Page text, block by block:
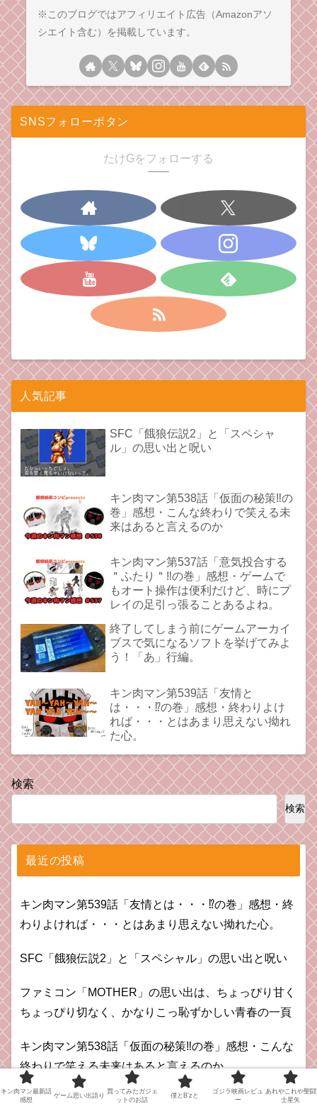
※このブログではアフィリエイト広告（Amazonアソ
シエイト含む）を掲載しています。
SNSフォローボタン
たけGをフォローする
人気記事
SFC「餓狼伝説2」と「スペシャ
ル」の思い出と呪い
キン肉マン第538話「仮面の秘策‼︎の
巻」感想・こんな終わりで笑える未
来はあると言えるのか
キン肉マン第537話「意気投合する
＂ふたり＂‼︎の巻」感想・ゲームで
もオート操作は便利だけど、時にプ
レイの足引っ張ることあるよね。
終了してしまう前にゲームアーカイ
ブスで気になるソフトを挙げてみよ
う！「あ」行編。
キン肉マン第539話「友情と
は・・・⁉︎の巻」感想・終わりよけ
れば・・・とはあまり思えない拗れ
た心。
検索
検索
最近の投稿
キン肉マン第539話「友情とは・・・⁉︎の巻」感想・終
わりよければ・・・とはあまり思えない拗れた心。
SFC「餓狼伝説2」と「スペシャル」の思い出と呪い
ファミコン「MOTHER」の思い出は、ちょっぴり甘く
ちょっぴり切なく、かなりこっ恥ずかしい青春の一頁
キン肉マン第538話「仮面の秘策‼︎の巻」感想・こんな
終わりで笑える未来はあると言えるのか
PS 2「ファイナルファンタジーX」思い出語り。近く
キン肉マン最新話
感想
ゲーム思い出語り
買ってみたガジェ
ットのお話
僕とB’zと
ゴジラ映画レビュ
ー
あれやこれや聖闘
士星矢